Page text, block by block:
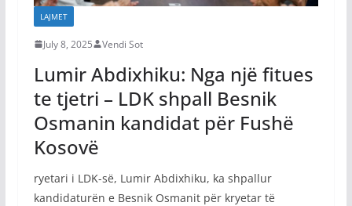
LAJMET
July 8, 2025 Vendi Sot
Lumir Abdixhiku: Nga një fitues
te tjetri – LDK shpall Besnik
Osmanin kandidat për Fushë
Kosovë
ryetari i LDK-së, Lumir Abdixhiku, ka shpallur
kandidaturën e Besnik Osmanit për kryetar të